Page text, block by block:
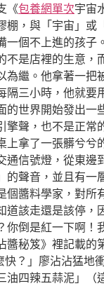
《包養網單次宇宙
，與「宇宙」或
個不上進的孩子
不是店裡的生意
繼。他拿著一把
隔三小時，他就要
世界開始發出一
聲，也不是正常
拿了一張髒兮兮
信號燈，從東邊
聲音，並且有一
個醬料學家，對
該走還是該停，
倒是紅一下啊！
秘笈》裡記載的
？」廖沾沾猛地
四辣五蒜泥」（